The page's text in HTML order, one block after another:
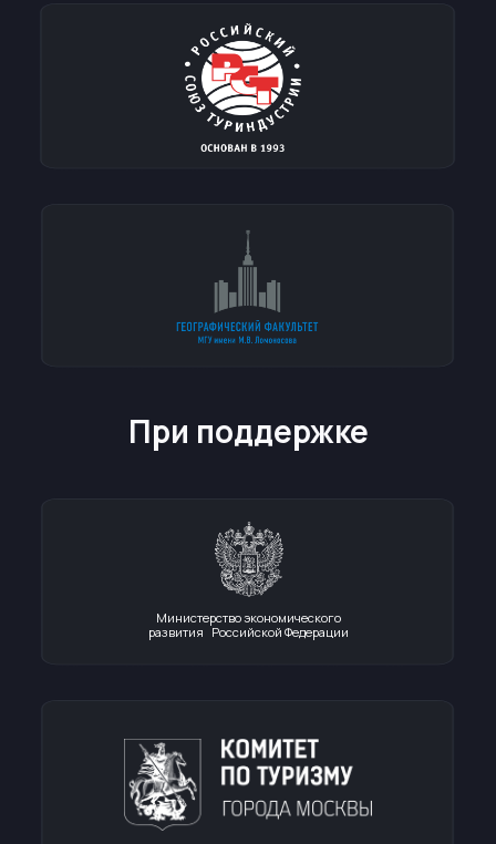
Министерство экономического
развития Российской Федерации
на внедрение новых технологий,
цифровизацию процессов,
создание уникальных форматов
размещения и обслуживания